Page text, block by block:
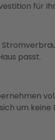
für
passt.
um